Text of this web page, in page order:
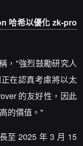
哈希以優化 zk-pro
，"強烈鼓勵研究人
在認真考慮將以太
的友好性，因此
的價值。"
至 2025 年 3 月 15